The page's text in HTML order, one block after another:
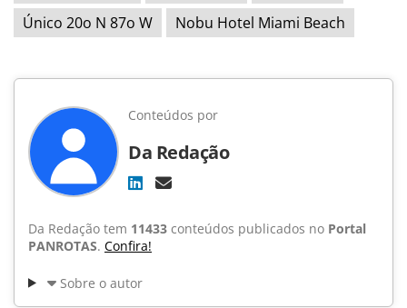
Único 20o N 87o W
Nobu Hotel Miami Beach
Conteúdos por
Da Redação
Da Redação tem 11433 conteúdos publicados no Portal
PANROTAS. Confira!
Sobre o autor